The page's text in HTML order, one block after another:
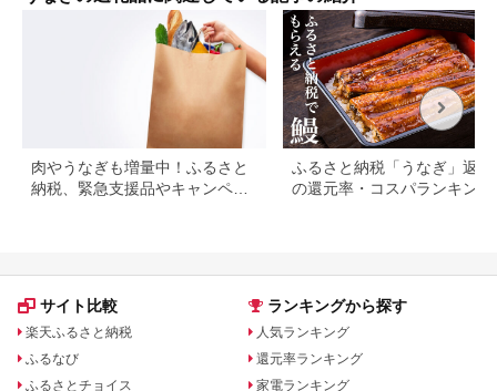
玉辰楼 岐阜県 大垣市
肉やうなぎも増量中！ふるさと
納税、緊急支援品やキャンペー
ふるさと納税「うなぎ」返礼
の還元率・コスパランキング
サイト比較
楽天ふるさと納税
ふるなび
ふるさとチョイス
ランキングから探す
人気ランキング
還元率ランキング
家電ランキング